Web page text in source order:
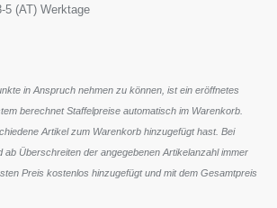
5 (AT) Werktage
in Anspruch nehmen zu können, ist ein eröffnetes
berechnet Staffelpreise automatisch im Warenkorb.
Artikel zum Warenkorb hinzugefügt hast. Bei
ab Überschreiten der angegebenen Artikelanzahl immer
Preis kostenlos hinzugefügt und mit dem Gesamtpreis